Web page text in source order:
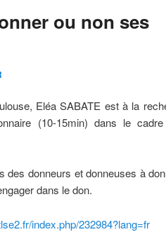
ou non ses
Eléa SABATE est à la
(10-15min) dans le
des donneurs et donneuses à
dans le don.
index.php/232984?lang=fr